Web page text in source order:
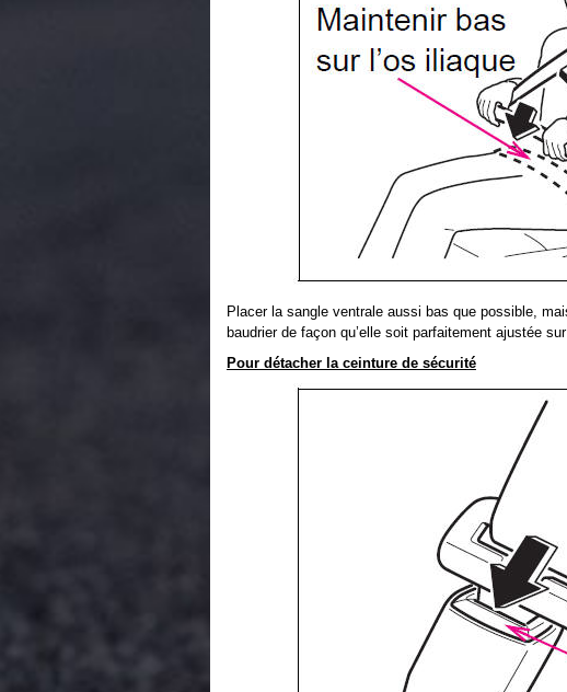
Placer la sangle ventrale aussi bas que possible,
baudrier de façon qu’elle soit parfaitement ajustée
Pour détacher la ceinture de sécurité